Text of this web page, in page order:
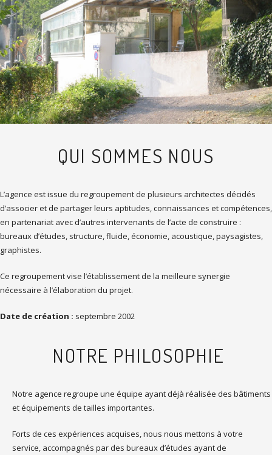
QUI SOMMES NOUS
L’agence est issue du regroupement de plusieurs architectes décidés
d’associer et de partager leurs aptitudes, connaissances et compétences,
en partenariat avec d’autres intervenants de l’acte de construire :
bureaux d’études, structure, fluide, économie, acoustique, paysagistes,
graphistes.
Ce regroupement vise l’établissement de la meilleure synergie
nécessaire à l’élaboration du projet.
Date de création : septembre 2002
NOTRE PHILOSOPHIE
Notre agence regroupe une équipe ayant déjà réalisée des bâtiments
et équipements de tailles importantes.
Forts de ces expériences acquises, nous nous mettons à votre
service, accompagnés par des bureaux d’études ayant de